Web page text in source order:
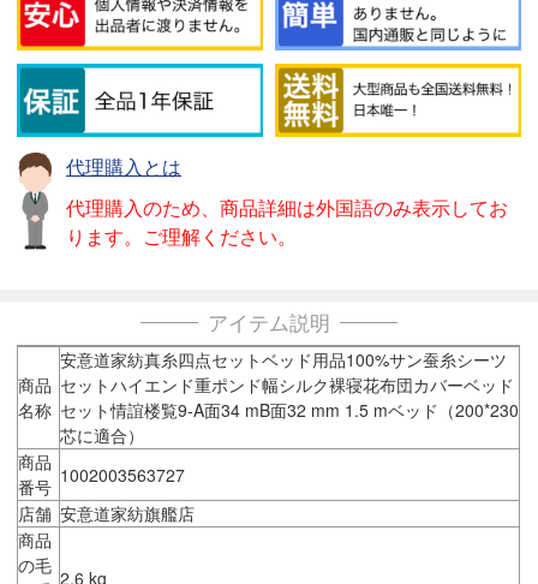
代理購入とは
代理購入のため、商品詳細は外国語のみ表示してお
ります。ご理解ください。
アイテム説明
商品
名称
安意道家紡真糸四点セットベッド用品100%サン蚕糸シーツ
セットハイエンド重ポンド幅シルク裸寝花布団カバーベッド
セット情誼楼覧9-A面34 mB面32 mm 1.5 mベッド（200*230
芯に適合）
商品
番号 1002003563727
店舗 安意道家紡旗艦店
商品
の毛
2.6 kg